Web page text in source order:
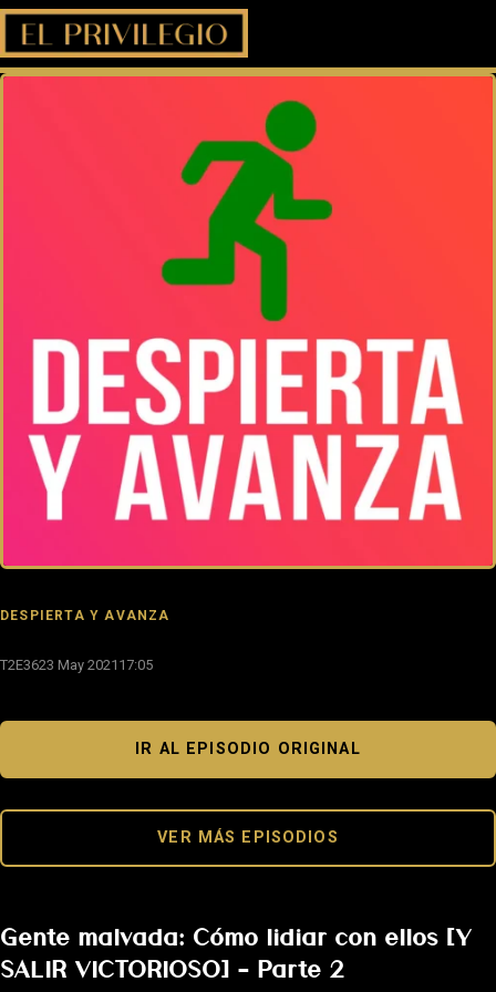
DESPIERTA Y AVANZA
T2E3623 May 2021 17:05
IR AL EPISODIO ORIGINAL
VER MÁS EPISODIOS
Gente malvada: Cómo lidiar con ellos [Y
SALIR VICTORIOSO] – Parte 2